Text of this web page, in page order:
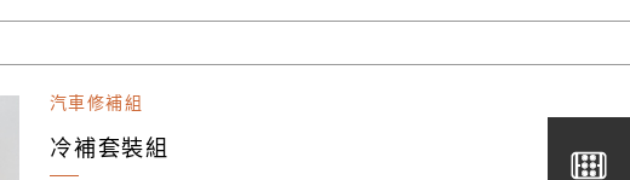
汽車修補組
冷補套裝組